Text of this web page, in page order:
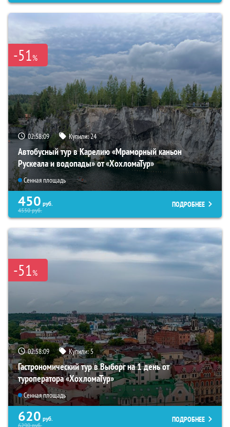
-51%
02:58:08 Купили:24
Автобусный тур в Карелию «Мраморный каньон
Рускеала и водопады» от «ХохломаТур»
Сенная площадь
450 руб.
4550руб.
ПОДРОБНЕЕ
-51%
02:58:08 Купили:5
Гастрономический тур в Выборг на 1 день от
туроператора «ХохломаТур»
Сенная площадь
620 руб.
ПОДРОБНЕЕ